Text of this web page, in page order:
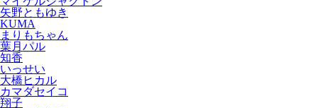
矢野ともゆき
KUMA
まりもちゃん
葉月パル
知香
いっせい
大橋ヒカル
カマダセイコ
翔子